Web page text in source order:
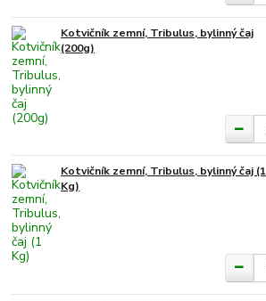
Kotvičník zemní, Tribulus, bylinný čaj
(200g)
Kotvičník zemní, Tribulus, bylinný čaj (1
Kg)